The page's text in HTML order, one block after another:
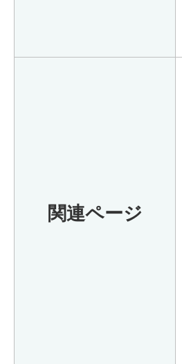
関連ページ